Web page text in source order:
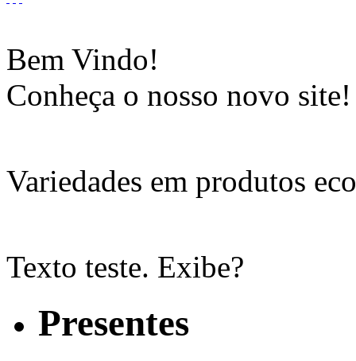
Bem Vindo!
Conheça o nosso novo site!
Variedades em produtos
Texto teste. Exibe?
Presentes